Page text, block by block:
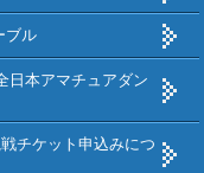
ブル
日本アマチュアダン
チケット申込みにつ